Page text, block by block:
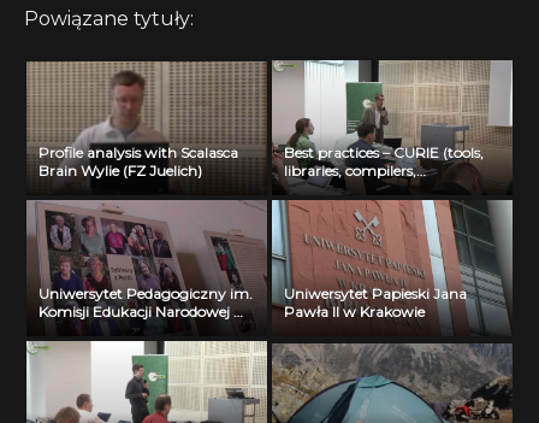
Powiązane tytuły:
Profile analysis with Scalasca
Brain Wylie (FZ Juelich)
Best practices – CURIE (tools,
libraries, compilers,
optimization) Jean Noel Richet
(CEA)
Uniwersytet Pedagogiczny im.
Komisji Edukacji Narodowej w
Krakowie
Uniwersytet Papieski Jana
Pawła II w Krakowie